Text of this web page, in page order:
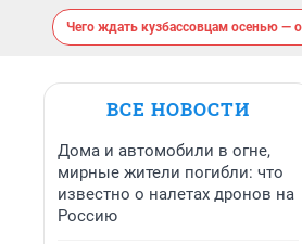
Чего ждать кузбассовцам осенью —
ВСЕ НОВОСТИ
Дома и автомобили в огне,
мирные жители погибли: что
известно о налетах дронов на
Россию